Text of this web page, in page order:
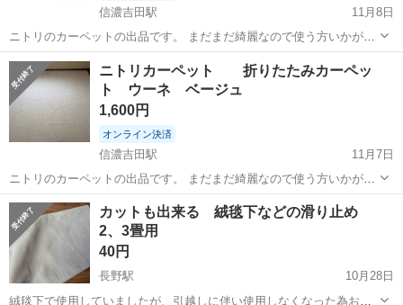
信濃吉田駅
11月8日
ニトリのカーペットの出品です。 まだまだ綺麗なので使う方いかがで
しょうか？ メーカー：ニトリ 色：ウーネ(ベージュにライン入り) サイ
ズ：江戸間約6 畳用(約264×352cm) 汚れ：ほぼ無し ペット：無し 使用
期間：5...
長野 長野市 信濃吉田駅 カーペット/マット/ラグ
カーペット
ニトリカーペット 折りたたみカーペッ
ト ウーネ ベージュ
1,600円
オンライン決済
信濃吉田駅
11月7日
ニトリのカーペットの出品です。 まだまだ綺麗なので使う方いかがで
しょうか？ メーカー：ニトリ 色：ウーネ(ベージュにライン入り) サイ
ズ：江戸間約6 畳用(約264×352cm) 汚れ：ほぼ無し ペット：無し 使用
期間：5...
長野 長野市 信濃吉田駅 カーペット/マット/ラグ
カーペット
カットも出来る 絨毯下などの滑り止め
2、3畳用
40円
長野駅
10月28日
絨毯下で使用していましたが、引越しに伴い使用しなくなった為お譲